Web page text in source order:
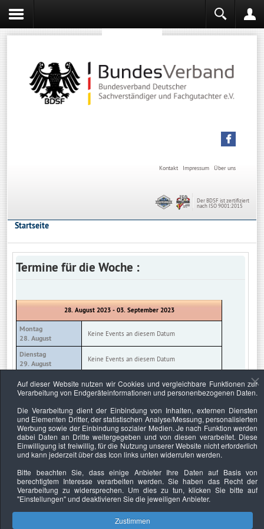
Über uns
Impressum
Kontakt
Der BDSF ist zertifiziert
nach ISO 9001:2015
Startseite
Termine für die Woche :
28. August 2023 - 03. September 2023
Montag
28. August
Keine Events an diesem Datum
Dienstag
29. August
Keine Events an diesem Datum
Mittwoch
30. August
Keine Events an diesem Datum
31. August
Keine Events an diesem Datum
Freitag
01. September
Keine Events an diesem Datum
Samstag
Sonntag
03. September
Keine Events an diesem Datum
Auf dieser Website nutzen wir Cookies und vergleichbare Funktionen zur
Verarbeitung von Endgeräteinformationen und personenbezogenen Daten.
Die Verarbeitung dient der Einbindung von Inhalten, externen Diensten
und Elementen Dritter, der statistischen Analyse/Messung, personalisierten
Werbung sowie der Einbindung sozialer Medien. Je nach Funktion werden
dabei Daten an Dritte weitergegeben und von diesen verarbeitet. Diese
Einwilligung ist freiwillig, für die Nutzung unserer Website nicht erforderlich
und kann jederzeit über das Icon links unten widerrufen werden.
Bitte beachten Sie, dass einige Anbieter Ihre Daten auf Basis von
berechtigtem Interesse verarbeiten werden. Sie haben das Recht der
Verarbeitung zu widersprechen. Um dies zu tun, klicken Sie bitte auf
"Einstellungen"und deaktivieren Sie die jeweiligen Anbieter.
Zustimmen